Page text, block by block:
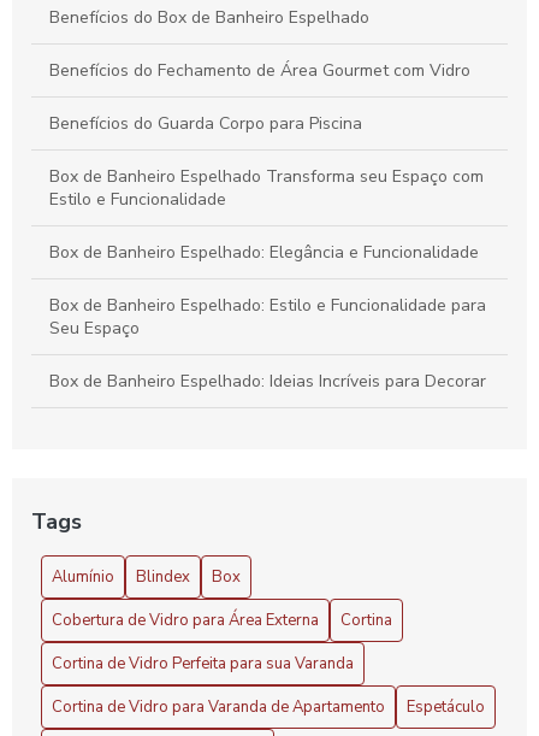
Guarda Corpo Varanda: Como Escolher o Ideal para
Segurança e Estilo
Benefícios do Box de Banheiro Espelhado
Benefícios do Fechamento de Área Gourmet com Vidro
Benefícios do Guarda Corpo para Piscina
Box de Banheiro Espelhado Transforma seu Espaço com
Estilo e Funcionalidade
Box de Banheiro Espelhado: Elegância e Funcionalidade
Box de Banheiro Espelhado: Estilo e Funcionalidade para
Seu Espaço
Box de Banheiro Espelhado: Ideias Incríveis para Decorar
Cobertura de Vidro para Área Externa: Vantagens
Cobertura de Vidro para Área Externa
Cobertura de Vidro para Garagem Preço Atraente
Cobertura de vidro para garagem preço: saiba tudo antes
Tags
Alumínio Blindex
Box
Cobertura de Vidro para Área Externa
Cortina
Cortina de Vidro Perfeita para sua Varanda
Cortina de Vidro para Varanda de Apartamento
Espetáculo